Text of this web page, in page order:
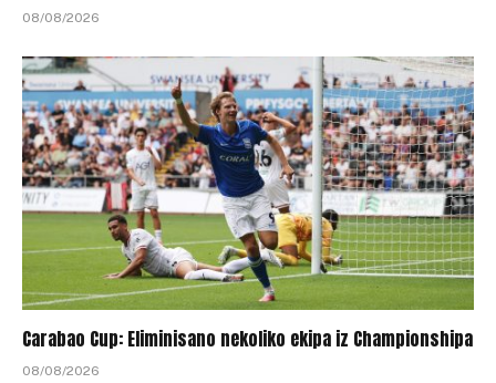
08/08/2026
Carabao Cup: Eliminisano nekoliko ekipa iz Championshipa
08/08/2026